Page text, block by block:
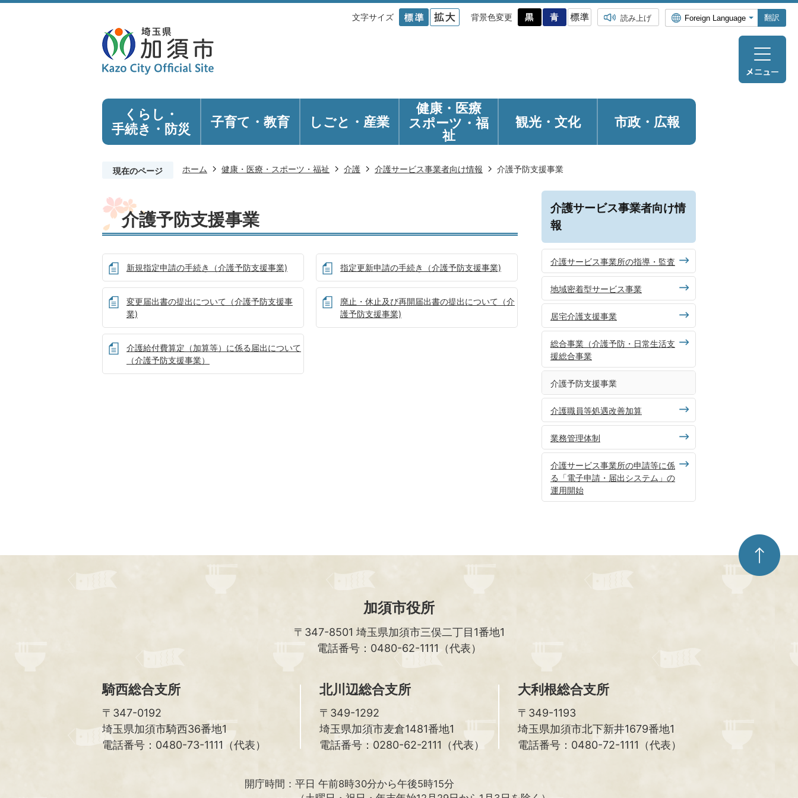
文字サイズ 背景色変更 読み上げ 翻訳
くらし・
手続き ・防災 子育て・教育 しごと・産業
健康・医療
スポーツ・福
祉
観光・ 文化 市政・広報
現在のページ ホーム 健康・医療・スポーツ・福祉 介護 介護サービス事業者向け情報 介護予防支援事業
介護予防支援事業
新規指定申請の手続き（介護予防支援事業) 指定更新申請の手続き（介護予防支援事業)
変更届出書の提出について（介護予防支援事
業)
廃止・休止及び再開届出書の提出について（介
護予防支援事業)
介護給付費算定（加算等）に係る届出について
（介護予防支援事業）
介護サービス事業者向け情
報
介護サービス事業所の指導・監査
地域密着型サービス事業
居宅介護支援事業
総合事業（介護予防・日常生活支
援総合事業
介護予防支援事業
介護職員等処遇改善加算
業務管理体制
介護サービス事業所の申請等に係
る「電子申請・届出システム」の
運用開始
ペ
ー
ジ
加須市役所
〒347-8501 埼玉県加須市三俣二丁目1番地1
電話番号：0480-62-1111（代表）
騎西総合支所
〒347-0192
埼玉県加須市騎西36番地1
電話番号：0480-73-1111（代表）
北川辺総合支所
〒349-1292
埼玉県加須市麦倉1481番地1
電話番号：0280-62-2111（代表）
大利根総合支所
〒349-1193
埼玉県加須市北下新井1679番地1
電話番号：0480-72-1111（代表）
開庁時間： 平日 午前8時30分から午後5時15分